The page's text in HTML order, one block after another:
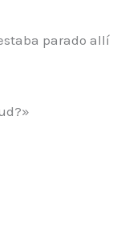
parado allí